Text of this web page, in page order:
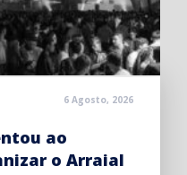
6 Agosto, 2026
ao
o Arraial